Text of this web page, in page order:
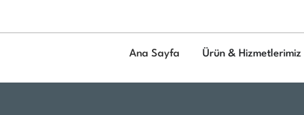
Ana Sayfa Ürün & Hizmetlerimiz